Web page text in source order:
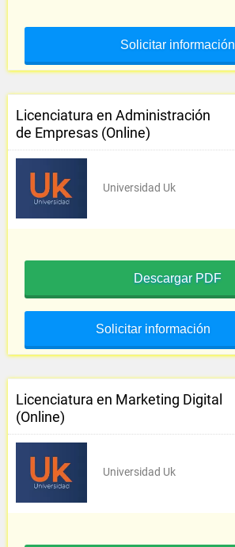
Solicitar información
Licenciatura en Administración
de Empresas (Online)
Universidad Uk
Descargar PDF
Solicitar información
Licenciatura en Marketing Digital
(Online)
Universidad Uk